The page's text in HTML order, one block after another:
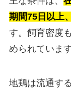
期間75日以上
す。飼育密度
められています
地鶏は流通す